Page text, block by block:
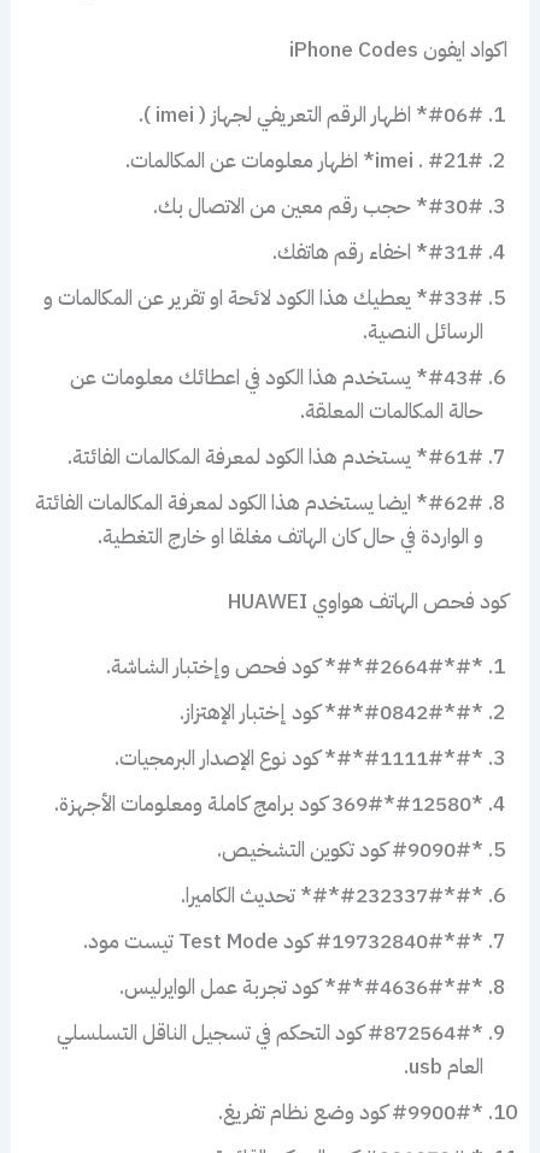
اكواد ايفون iPhone Codes
#06#* اظهار الرقم التعريفي لجهاز ( imei ).
imei . #21#* اظهار معلومات عن المكالمات.
#30#* حجب رقم معين من الاتصال بك.
#31#* اخفاء رقم هاتفك.
#33#* يعطيك هذا الكود لائحة او تقرير عن المكالمات و
الرسائل النصية.
#43#* يستخدم هذا الكود في اعطائك معلومات عن
حالة المكالمات المعلقة.
#61#* يستخدم هذا الكود لمعرفة المكالمات الفائتة.
#62#* ايضا يستخدم هذا الكود لمعرفة المكالمات الفائتة
و الواردة في حال كان الهاتف مغلقا او خارج التغطية.
كود فحص الهاتف هواوي HUAWEI
*#*#2664#*#* كود فحص وإختبار الشاشة.
*#*#0842#*#* كود إختبار الإهتزاز.
*#*#1111#*#* كود نوع الإصدار البرمجيات.
*#12580*369# كود برامج كاملة ومعلومات الأجهزة.
*#9090# كود تكوين التشخيص.
*#*#232337#*#* تحديث الكاميرا.
*#*#19732840# كود Test Mode تيست مود.
*#*#4636#*#* كود تجربة عمل الوايرليس.
*#872564# كود التحكم في تسجيل الناقل التسلسلي
العام usb.
*#9900# كود وضع نظام تفريغ.